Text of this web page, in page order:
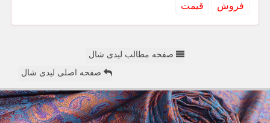
فروش
قیمت
صفحه مطالب لیدی شال
صفحه اصلی لیدی شال